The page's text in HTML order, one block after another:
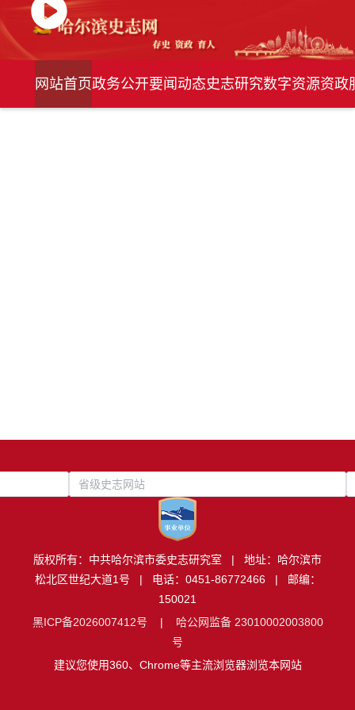
网站首页政务公开要闻动态史志研究数字资源资政
省级史志网站
版权所有：中共哈尔滨市委史志研究室 | 地址：哈尔滨市
松北区世纪大道1号 | 电话：0451-86772466 | 邮编：
150021
黑ICP备2026007412号 | 哈公网监备 23010002003800
号
建议您使用360、Chrome等主流浏览器浏览本网站